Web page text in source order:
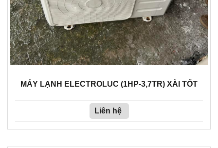
MÁY LẠNH ELECTROLUC (1HP-3,7TR) XÀI TỐT
Liên hệ